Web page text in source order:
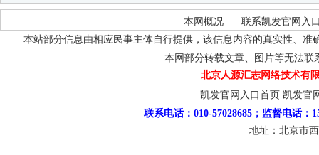
本网概况
联系凯发官网入
本站部分信息由相应民事主体自行提供，该信息内容的真实性、准
本网部分转载文章、图片等无法
北京人源汇志网络技术有
凯发官网入口首页 凯发官
联系电话：010-57028685；监督电话：
地址：北京市